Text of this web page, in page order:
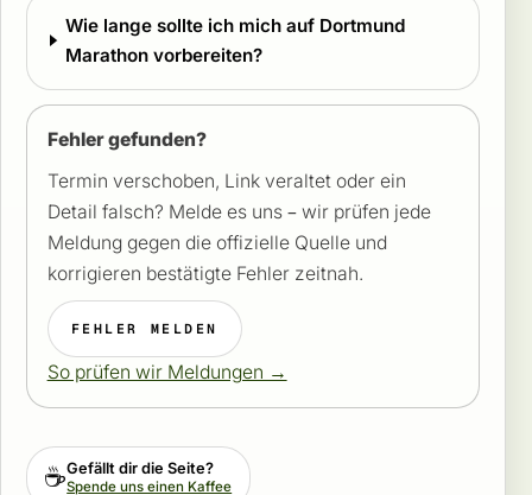
Wie lange sollte ich mich auf Dortmund
Marathon vorbereiten?
Fehler gefunden?
Termin verschoben, Link veraltet oder ein
Detail falsch? Melde es uns – wir prüfen jede
Meldung gegen die offizielle Quelle und
korrigieren bestätigte Fehler zeitnah.
FEHLER MELDEN
So prüfen wir Meldungen →
☕Gefällt dir die Seite?
Spende uns einen Kaffee